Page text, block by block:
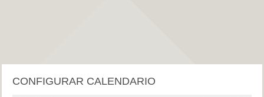
CONFIGURAR CALENDARIO